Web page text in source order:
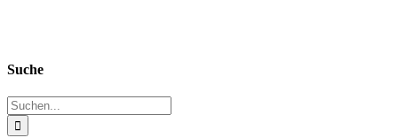
Suche
Suche
nach: